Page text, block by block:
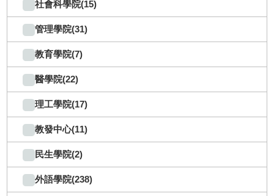
社會科學院(15)
管理學院(31)
教育學院(7)
醫學院(22)
理工學院(17)
教發中心(11)
民生學院(2)
外語學院(238)